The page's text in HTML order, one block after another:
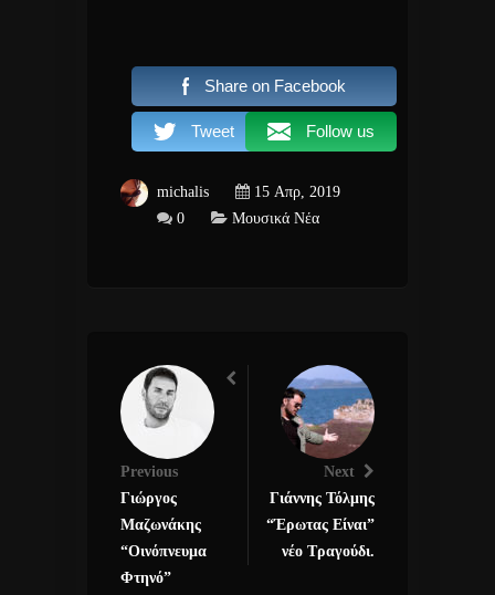
Share on Facebook
Tweet Follow us
michalis
15 Απρ, 2019
0
Μουσικά Νέα
Previous
Γιώργος
Μαζωνάκης
“Οινόπνευμα
Φτηνό”
Next
Γιάννης Τόλμης
“Έρωτας Είναι”
νέο Τραγούδι.